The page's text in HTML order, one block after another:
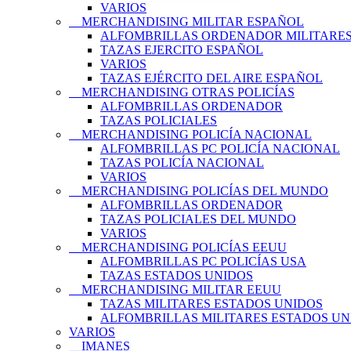
VARIOS
MERCHANDISING MILITAR ESPAÑOL
ALFOMBRILLAS ORDENADOR MILITARES
TAZAS EJERCITO ESPAÑOL
VARIOS
TAZAS EJÉRCITO DEL AIRE ESPAÑOL
MERCHANDISING OTRAS POLICÍAS
ALFOMBRILLAS ORDENADOR
TAZAS POLICIALES
MERCHANDISING POLICÍA NACIONAL
ALFOMBRILLAS PC POLICÍA NACIONAL
TAZAS POLICÍA NACIONAL
VARIOS
MERCHANDISING POLICÍAS DEL MUNDO
ALFOMBRILLAS ORDENADOR
TAZAS POLICIALES DEL MUNDO
VARIOS
MERCHANDISING POLICÍAS EEUU
ALFOMBRILLAS PC POLICÍAS USA
TAZAS ESTADOS UNIDOS
MERCHANDISING MILITAR EEUU
TAZAS MILITARES ESTADOS UNIDOS
ALFOMBRILLAS MILITARES ESTADOS
VARIOS
IMANES